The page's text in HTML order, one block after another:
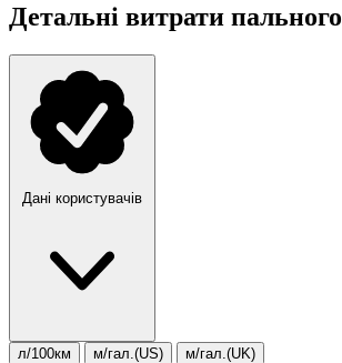
Детальні витрати пального
Дані користувачів
л/100км м/гал.(US) м/гал.(UK)